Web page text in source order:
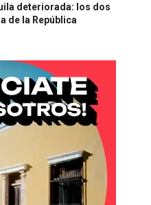
deteriorada: los dos
de la República